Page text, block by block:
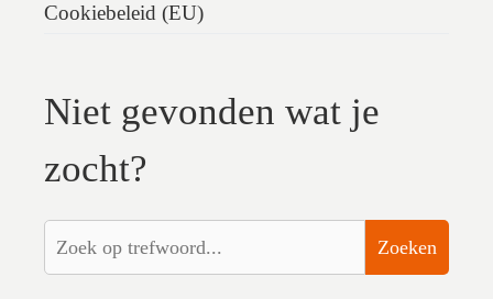
Cookiebeleid (EU)
Niet gevonden wat je
zocht?
Zoeken